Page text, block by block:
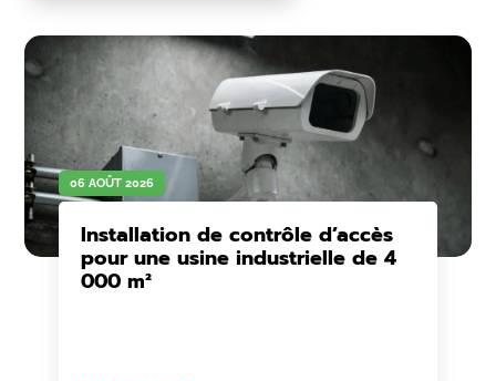
06 AOÛT 2026
Installation de contrôle d’accès
pour une usine industrielle de 4
000 m²